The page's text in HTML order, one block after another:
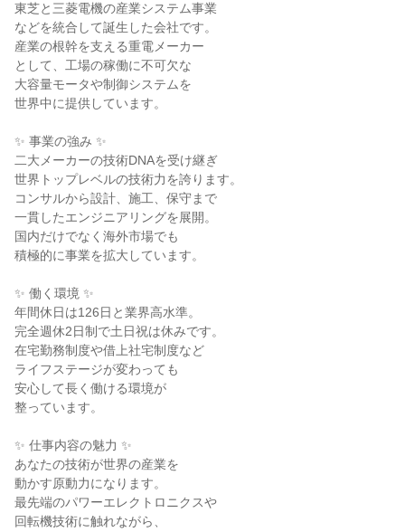
東芝と三菱電機の産業システム事業
などを統合して誕生した会社です。
産業の根幹を支える重電メーカー
として、工場の稼働に不可欠な
大容量モータや制御システムを
世界中に提供しています。
✨ 事業の強み ✨
二大メーカーの技術DNAを受け継ぎ
世界トップレベルの技術力を誇ります。
コンサルから設計、施工、保守まで
一貫したエンジニアリングを展開。
国内だけでなく海外市場でも
積極的に事業を拡大しています。
✨ 働く環境 ✨
年間休日は126日と業界高水準。
完全週休2日制で土日祝は休みです。
在宅勤務制度や借上社宅制度など
ライフステージが変わっても
安心して長く働ける環境が
整っています。
✨ 仕事内容の魅力 ✨
あなたの技術が世界の産業を
動かす原動力になります。
最先端のパワーエレクトロニクスや
回転機技術に触れながら、